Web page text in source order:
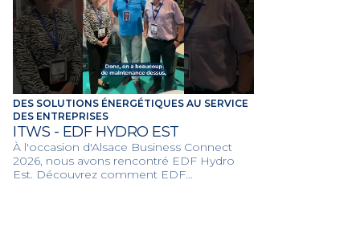
DES SOLUTIONS ÉNERGÉTIQUES AU SERVICE
DES ENTREPRISES
ITWS - EDF HYDRO EST
À l'occasion d'Alsace Business Connect
2026, nous avons rencontré EDF Hydro
Est. Découvrez comment EDF